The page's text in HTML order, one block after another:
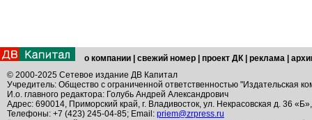
о компании свежий номер проект ДК реклама
© 2000-2025 Сетевое издание ДВ Капитал
Учредитель: Общество с ограниченной ответственностью "Издательская
И.о. главного редактора: Голубь Андрей Александрович
Адрес: 690014, Приморский край, г. Владивосток, ул. Некрасовская д. 36
Телефоны: +7 (423) 245-04-85; Email: priem@zrpress.ru